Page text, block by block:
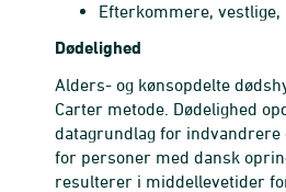
Efterkommere,
Dødelighed
Alders- og kønsopdelte
Carter metode. Dødelighed
datagrundlag for indvandrere
for personer med dansk
resulterer i middellevetider